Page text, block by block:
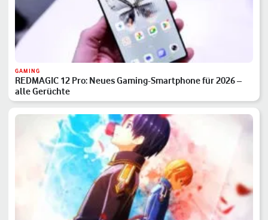
GAMING
REDMAGIC 12 Pro: Neues Gaming-Smartphone für 2026 –
alle Gerüchte